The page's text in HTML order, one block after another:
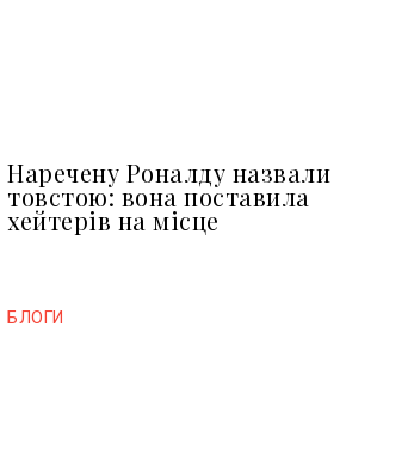
Наречену Роналду назвали
товстою: вона поставила
хейтерів на місце
БЛОГИ